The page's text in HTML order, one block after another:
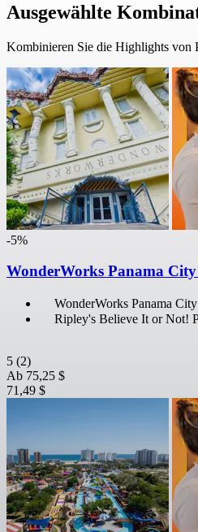
Ausgewählte
Kombinieren Sie die Highlights von
-5%
WonderWorks Panama
WonderWorks Panama
Ripley's Believe It or Not!
5 (2)
Ab 75,25 $
71,49 $